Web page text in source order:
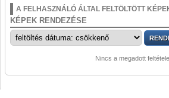
A FELHASZNÁLÓ ÁLTAL FELTÖLTÖTT
KÉPEK RENDEZÉSE
Nincs a megadott